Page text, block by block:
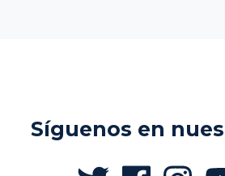
Síguenos en